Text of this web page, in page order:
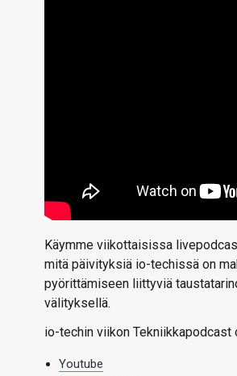
Käymme viikottaisissa
mitä päivityksiä io-techissä on
pyörittämiseen liittyviä
välityksellä.
io-techin viikon
Youtube